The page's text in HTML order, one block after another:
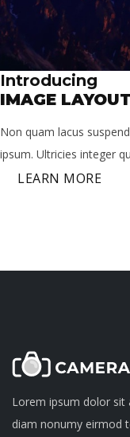
Introducing
IMAGE
Non quam lacus
ipsum. Ultricies integer
LEARN MORE
Lorem ipsum dolor sit
diam nonumy eirmod